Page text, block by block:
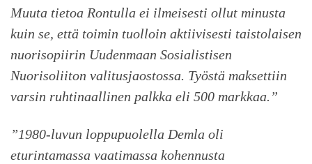
Muuta tietoa Rontulla ei ilmeisesti ollut minusta
kuin se, että toimin tuolloin aktiivisesti taistolaisen
nuorisopiirin Uudenmaan Sosialistisen
Nuorisoliiton valitusjaostossa. Työstä maksettiin
varsin ruhtinaallinen palkka eli 500 markkaa.”
”1980-luvun loppupuolella Demla oli
eturintamassa vaatimassa kohennusta